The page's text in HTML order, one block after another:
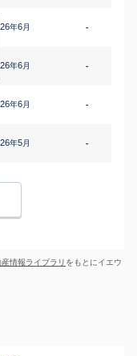
年6月 -
年6月 -
年6月 -
年5月 -
情報ライブラリ をもとにイエウ